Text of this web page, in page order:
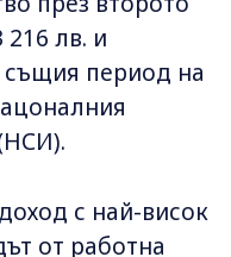
216 лв. и
същия период на
с най-висок
от работна